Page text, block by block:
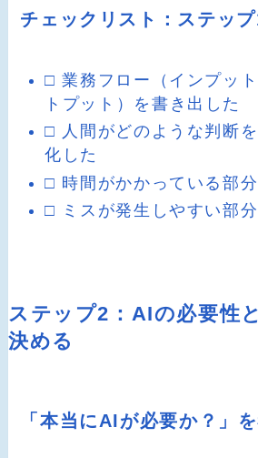
チェックリスト：ステッ
□ 業務フロー（インプッ
トプット）を書き出した
□ 人間がどのような判断
化した
□ 時間がかかっている部
□ ミスが発生しやすい部
ステップ2：AIの必要性
決める
「本当にAIが必要か？」